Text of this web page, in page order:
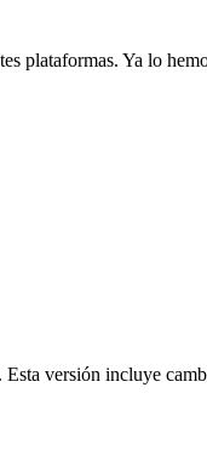
plataformas. Ya lo
versión incluye